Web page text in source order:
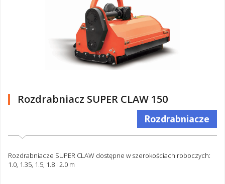
Rozdrabniacz SUPER CLAW 150
Rozdrabniacze
Rozdrabniacze SUPER CLAW dostępne w szerokościach roboczych:
1.0, 1.35, 1.5, 1.8 i 2.0 m